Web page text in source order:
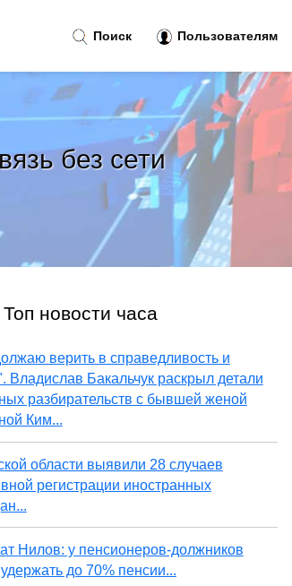
без сети
Топ новости часа
верить в справедливость и
Владислав Бакальчук раскрыл детали
разбирательств с бывшей женой
Ким...
области выявили 28 случаев
регистрации иностранных
Нилов: у пенсионеров-должников
удержать до 70% пенсии...
Поиск Пользователям